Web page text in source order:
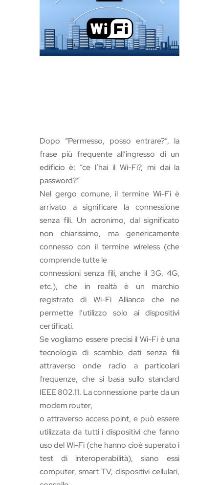
e
Dopo “Permesso, posso entrare?”, la
frase più frequente all’ingresso di un
edificio è: “ce l’hai il Wi-Fi?, mi dai la
password?”
Nel gergo comune, il termine Wi-Fi è
arrivato a significare la connessione
senza fili. Un acronimo, dal significato
non chiarissimo, ma genericamente
connesso con il termine wireless (che
comprende tutte le
connessioni senza fili, anche il 3G, 4G,
etc.), che in realtà è un marchio
registrato di Wi-Fi Alliance che ne
permette l’utilizzo solo ai dispositivi
certificati.
Se vogliamo essere precisi il Wi-Fi è una
tecnologia di scambio dati senza fili
attraverso onde radio a particolari
frequenze, che si basa sullo standard
IEEE 802.11. La connessione parte da un
modem router,
o attraverso access point, e può essere
utilizzata da tutti i dispositivi che fanno
uso del Wi-Fi (che hanno cioè superato i
test di interoperabilità), siano essi
computer, smart TV, dispositivi cellulari,